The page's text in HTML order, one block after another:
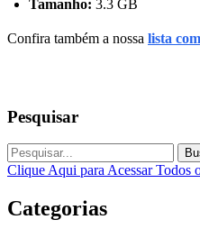
Tamanho: 3.3 GB
Confira também a nossa lista
Pesquisar
Clique Aqui para Acessar Todos
Categorias